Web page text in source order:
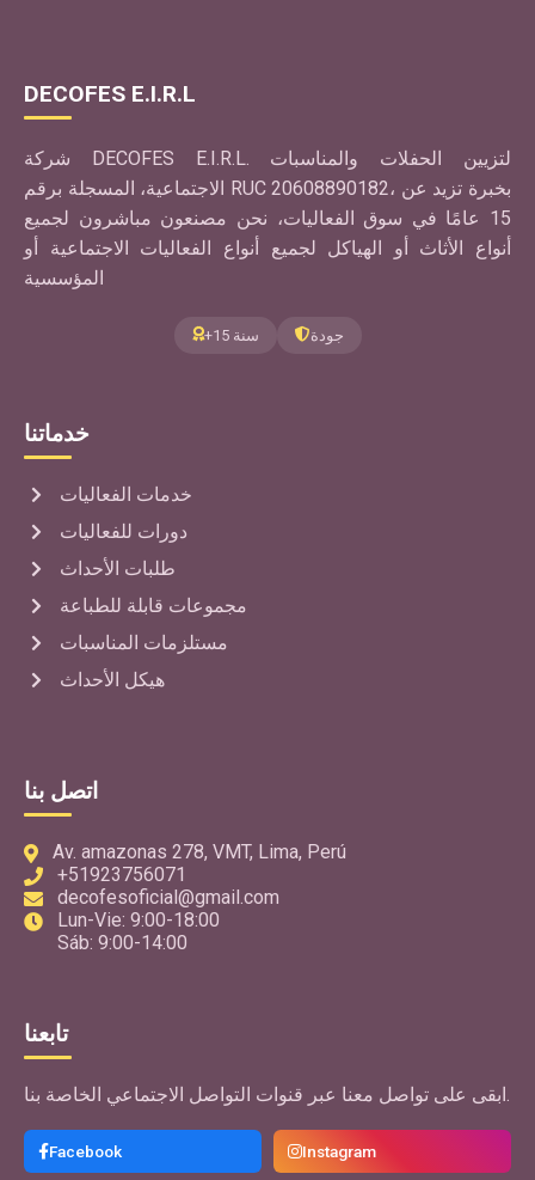
DECOFES E.I.R.L
شركة DECOFES E.I.R.L. لتزيين الحفلات والمناسبات
الاجتماعية، المسجلة برقم RUC 20608890182، بخبرة تزيد عن
15 عامًا في سوق الفعاليات، نحن مصنعون مباشرون لجميع
أنواع الأثاث أو الهياكل لجميع أنواع الفعاليات الاجتماعية أو
المؤسسية
+15 سنة جودة
خدماتنا
خدمات الفعاليات
دورات للفعاليات
طلبات الأحداث
مجموعات قابلة للطباعة
مستلزمات المناسبات
هيكل الأحداث
اتصل بنا
Av. amazonas 278, VMT, Lima, Perú
+51923756071
decofesoficial@gmail.com
Lun-Vie: 9:00-18:00
Sáb: 9:00-14:00
تابعنا
ابقى على تواصل معنا عبر قنوات التواصل الاجتماعي الخاصة بنا.
Facebook Instagram